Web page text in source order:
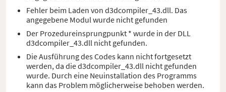
Fehler beim Laden von d3dcompiler_43.dll. Das
angegebene Modul wurde nicht gefunden
Der Prozedureinsprungpunkt * wurde in der DLL
d3dcompiler_43.dll nicht gefunden.
Die Ausführung des Codes kann nicht fortgesetzt
werden, da die d3dcompiler_43.dll nicht gefunden
wurde. Durch eine Neuinstallation des Programms
kann das Problem möglicherweise behoben werden.